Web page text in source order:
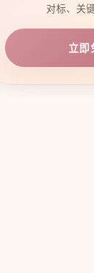
对标、关
立即